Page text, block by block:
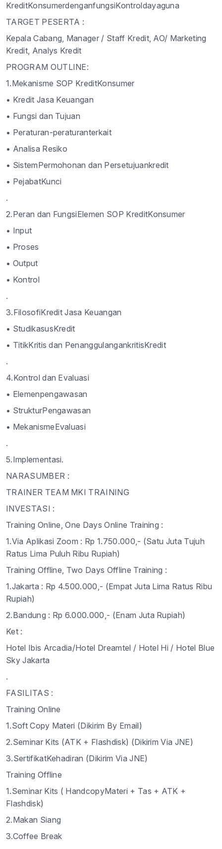
KreditKonsumerdenganfungsiKontroldayaguna
TARGET PESERTA :
Kepala Cabang, Manager / Staff Kredit, AO/ Marketing
Kredit, Analys Kredit
PROGRAM OUTLINE:
1.Mekanisme SOP KreditKonsumer
• Kredit Jasa Keuangan
• Fungsi dan Tujuan
• Peraturan-peraturanterkait
• Analisa Resiko
• SistemPermohonan dan Persetujuankredit
• PejabatKunci
.
2.Peran dan FungsiElemen SOP KreditKonsumer
• Input
• Proses
• Output
• Kontrol
.
3.FilosofiKredit Jasa Keuangan
• StudikasusKredit
• TitikKritis dan PenanggulangankritisKredit
.
4.Kontrol dan Evaluasi
• Elemenpengawasan
• StrukturPengawasan
• MekanismeEvaluasi
.
5.Implementasi.
NARASUMBER :
TRAINER TEAM MKI TRAINING
INVESTASI :
Training Online, One Days Online Training :
1.Via Aplikasi Zoom : Rp 1.750.000,- (Satu Juta Tujuh
Ratus Lima Puluh Ribu Rupiah)
Training Offline, Two Days Offline Training :
1.Jakarta : Rp 4.500.000,- (Empat Juta Lima Ratus Ribu
Rupiah)
2.Bandung : Rp 6.000.000,- (Enam Juta Rupiah)
Ket :
Hotel Ibis Arcadia/Hotel Dreamtel / Hotel Hi / Hotel Blue
Sky Jakarta
.
FASILITAS :
Training Online
1.Soft Copy Materi (Dikirim By Email)
2.Seminar Kits (ATK + Flashdisk) (Dikirim Via JNE)
3.SertifikatKehadiran (Dikirim Via JNE)
Training Offline
1.Seminar Kits ( HandcopyMateri + Tas + ATK +
Flashdisk)
2.Makan Siang
3.Coffee Break